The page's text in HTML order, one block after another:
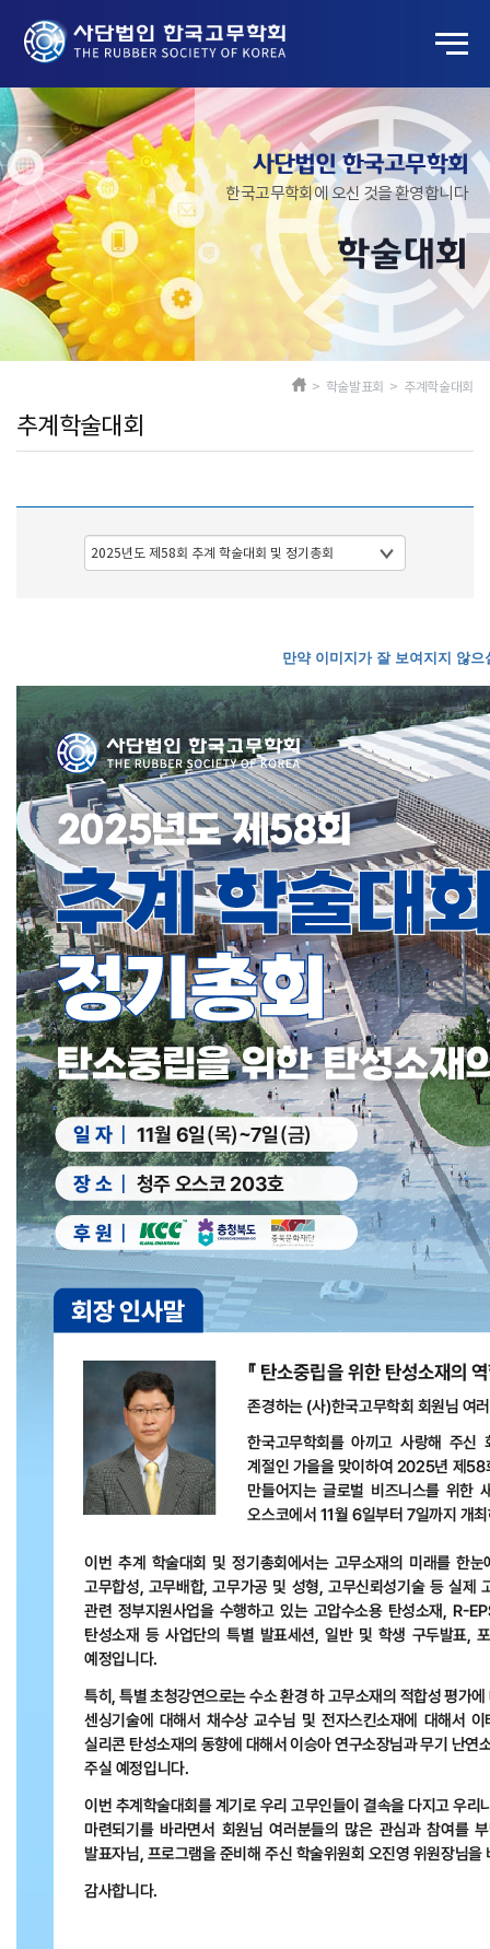
사단법인 한국고무학회
한국고무학회에 오신 것을 환영합니다
학술대회
추계학술대회
> 학술발표회 > 추계학술대회
만약 이미지가 잘 보여지지 않